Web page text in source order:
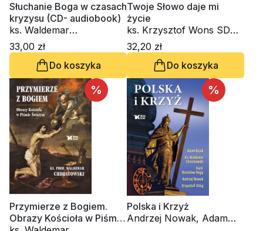
Słuchanie Boga w czasach
kryzysu (CD- audiobook)
ks. Waldemar
Chrostowski, s. Judyta
Pudełko PDDM, ks. Piotr
33,00 zł
Do koszyka
Twoje Słowo daje mi
życie
ks. Krzysztof Wons SDS,
kard. Gianfranco Ravasi,
kardynał Grzegorz Ryś, o.
Raniero Cantalamessa
OFM Cap., ks. Waldemar
Chrostowski, Innocenzo
Gargano OSBCam.,
Amedeo Cencini FdCC,
Danuta Piekarz
32,20 zł
Do koszyka
%
Przymierze z Bogiem.
Obrazy Kościoła w Piśmie
%
Polska i Krzyż
Andrzej Nowak, Adam